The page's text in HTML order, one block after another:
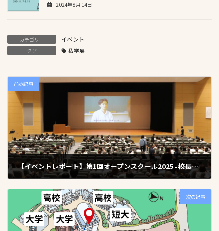
2024年8月14日
カテゴリー イベント
タグ 私学展
前の記事
【イベントレポート】第1回オープンスクール2025 -校長によるトーク動画も!-
次の記事